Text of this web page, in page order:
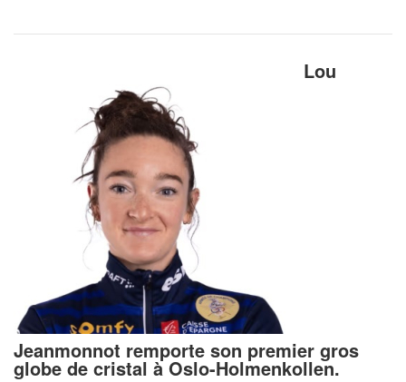
Lou
Jeanmonnot remporte son premier gros
globe de cristal à Oslo-Holmenkollen.